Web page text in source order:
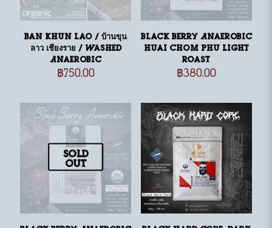
Ban khun lao / บ้านขุน
ลาว เชียงราย / Washed
Anaerobic
฿750.00
Black Berry Anaerobic
Huai Chom Phu Light
Roast
฿380.00
Sold
out